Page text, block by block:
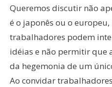
Queremos discutir não
é o japonês ou o europeu,
trabalhadores podem
idéias e não permitir que
da hegemonia de um
Ao convidar